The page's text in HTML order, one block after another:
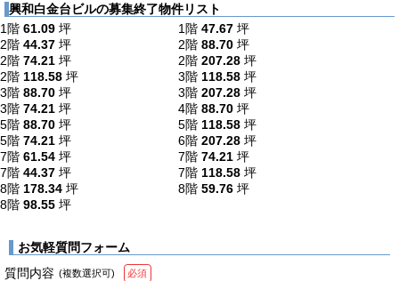
興和白金台ビルの募集終了物件リスト
1階 61.09 坪 1階 47.67 坪
2階 44.37 坪 2階 88.70 坪
2階 74.21 坪 2階 207.28 坪
2階 118.58 坪 3階 118.58 坪
3階 88.70 坪 3階 207.28 坪
3階 74.21 坪 4階 88.70 坪
5階 88.70 坪 5階 118.58 坪
5階 74.21 坪 6階 207.28 坪
7階 61.54 坪 7階 74.21 坪
7階 44.37 坪 7階 118.58 坪
8階 178.34 坪 8階 59.76 坪
8階 98.55 坪
お気軽質問フォーム
質問内容 (複数選択可) 必須